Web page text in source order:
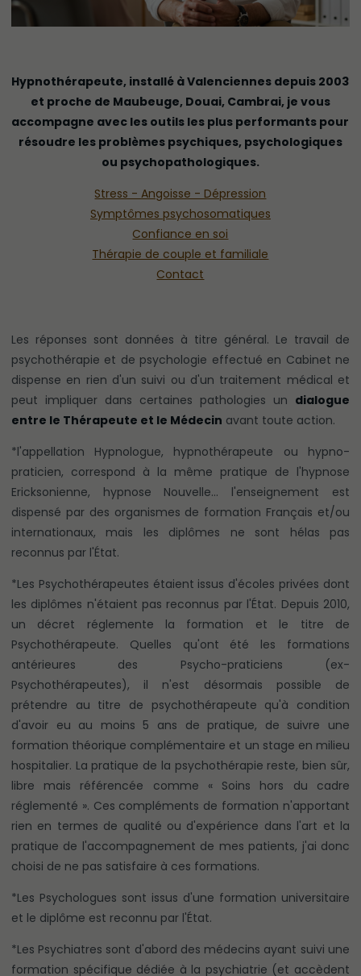
Hypnothérapeute, installé à Valenciennes depuis 2003
et proche de Maubeuge, Douai, Cambrai, je vous
accompagne avec les outils les plus performants pour
résoudre les problèmes psychiques, psychologiques
ou psychopathologiques.
Stress - Angoisse - Dépression
Symptômes psychosomatiques
Confiance en soi
Thérapie de couple et familiale
Contact
Les réponses sont données à titre général. Le travail de
psychothérapie et de psychologie effectué en Cabinet ne
dispense en rien d'un suivi ou d'un traitement médical et
peut impliquer dans certaines pathologies un dialogue
entre le Thérapeute et le Médecin avant toute action.
*l'appellation Hypnologue, hypnothérapeute ou hypno-
praticien, correspond à la même pratique de l'hypnose
Ericksonienne, hypnose Nouvelle… l'enseignement est
dispensé par des organismes de formation Français et/ou
internationaux, mais les diplômes ne sont hélas pas
reconnus par l'État.
*Les Psychothérapeutes étaient issus d'écoles privées dont
les diplômes n'étaient pas reconnus par l'État. Depuis 2010,
un décret réglemente la formation et le titre de
Psychothérapeute. Quelles qu'ont été les formations
antérieures des Psycho-praticiens (ex-
Psychothérapeutes), il n'est désormais possible de
prétendre au titre de psychothérapeute qu'à condition
d'avoir eu au moins 5 ans de pratique, de suivre une
formation théorique complémentaire et un stage en milieu
hospitalier. La pratique de la psychothérapie reste, bien sûr,
libre mais référencée comme « Soins hors du cadre
réglementé ». Ces compléments de formation n'apportant
rien en termes de qualité ou d'expérience dans l'art et la
pratique de l'accompagnement de mes patients, j'ai donc
choisi de ne pas satisfaire à ces formations.
*Les Psychologues sont issus d'une formation universitaire
et le diplôme est reconnu par l'État.
*Les Psychiatres sont d'abord des médecins ayant suivi une
formation spécifique dédiée à la psychiatrie (et accèdent